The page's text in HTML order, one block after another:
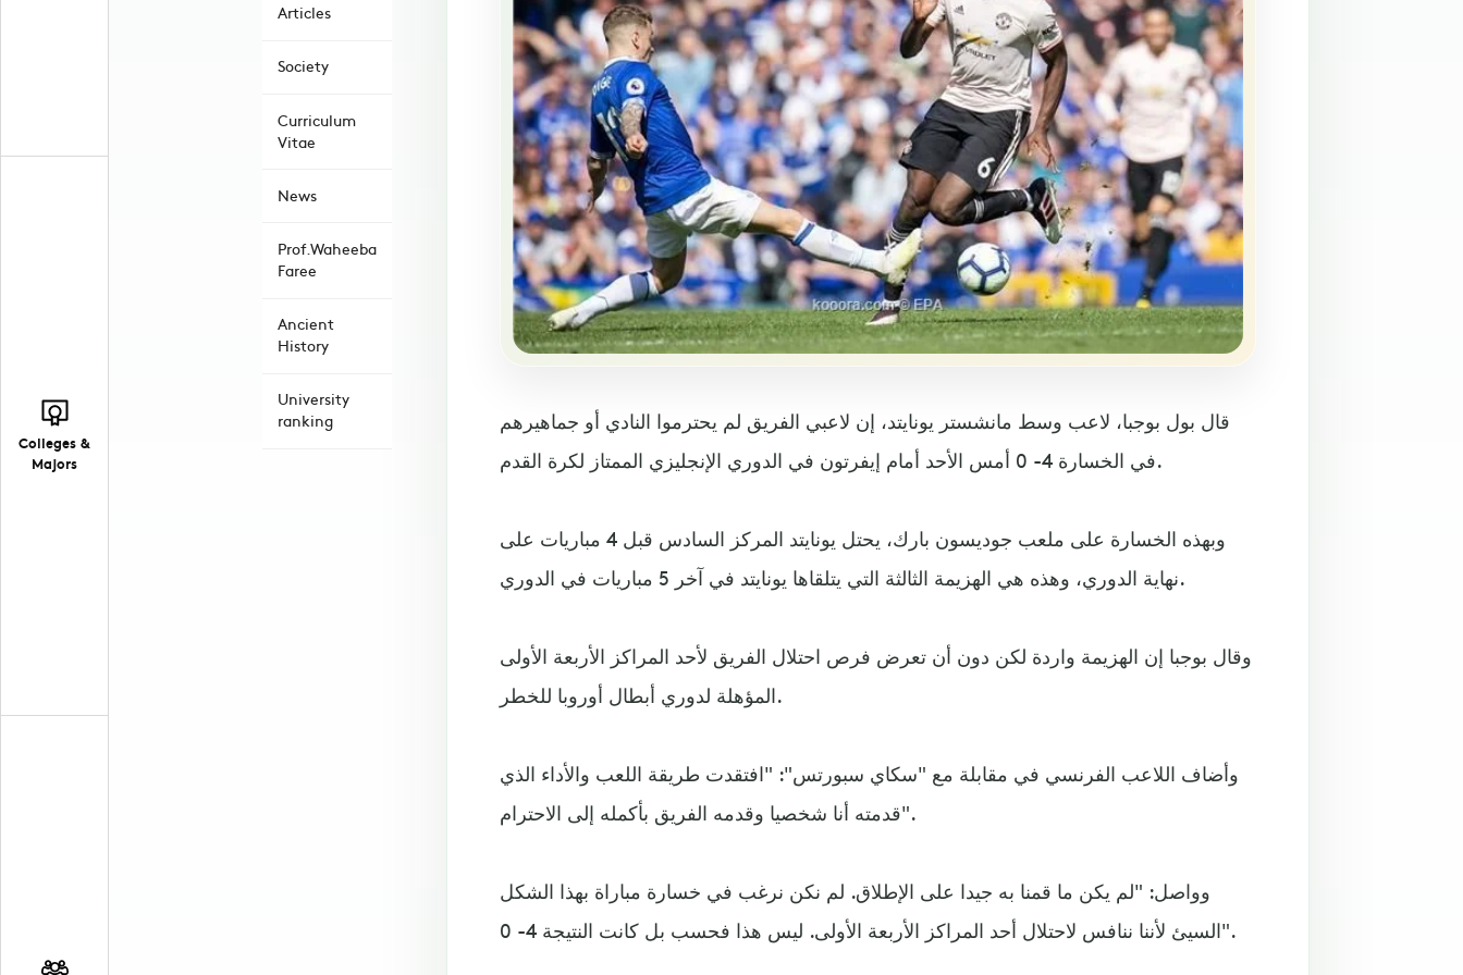
Colleges &
Majors
Articles
Society
Curriculum
Vitae
News
Prof.Waheeba
Faree
Ancient
History
University
ranking
قال بول بوجبا، لاعب وسط مانشستر يونايتد، إن لاعبي الفريق لم يحترموا النادي أو جماهيرهم
في الخسارة 4- 0 أمس الأحد أمام إيفرتون في الدوري الإنجليزي الممتاز لكرة القدم.
وبهذه الخسارة على ملعب جوديسون بارك، يحتل يونايتد المركز السادس قبل 4 مباريات على
نهاية الدوري، وهذه هي الهزيمة الثالثة التي يتلقاها يونايتد في آخر 5 مباريات في الدوري.
وقال بوجبا إن الهزيمة واردة لكن دون أن تعرض فرص احتلال الفريق لأحد المراكز الأربعة الأولى
المؤهلة لدوري أبطال أوروبا للخطر.
وأضاف اللاعب الفرنسي في مقابلة مع "سكاي سبورتس": "افتقدت طريقة اللعب والأداء الذي
قدمته أنا شخصيا وقدمه الفريق بأكمله إلى الاحترام".
وواصل: "لم يكن ما قمنا به جيدا على الإطلاق. لم نكن نرغب في خسارة مباراة بهذا الشكل
السيئ لأننا ننافس لاحتلال أحد المراكز الأربعة الأولى. ليس هذا فحسب بل كانت النتيجة 4- 0".